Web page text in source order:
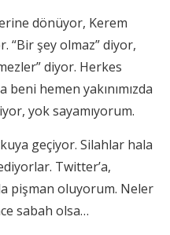
dönüyor, Kerem
“Bir şey olmaz” diyor,
diyor. Herkes
hemen yakınımızda
yok sayamıyorum.
geçiyor. Silahlar hala
Twitter’a,
pişman oluyorum. Neler
sabah olsa…